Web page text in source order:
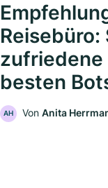
Reisebüro:
zufriedene
besten
AH Von Anita